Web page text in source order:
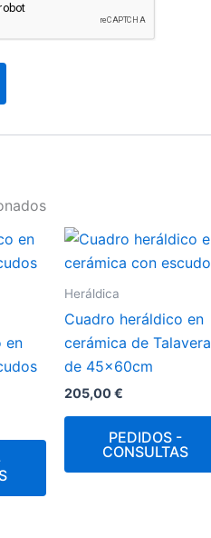
en
Heráldica
Cuadro heráldico en
cerámica de Talavera
de 45x60cm
205,00€
PEDIDOS -
CONSULTAS